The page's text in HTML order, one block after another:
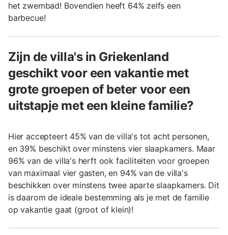
het zwembad! Bovendien heeft 64% zelfs een
barbecue!
Zijn de villa's in Griekenland
geschikt voor een vakantie met
grote groepen of beter voor een
uitstapje met een kleine familie?
Hier accepteert 45% van de villa's tot acht personen,
en 39% beschikt over minstens vier slaapkamers. Maar
96% van de villa's herft ook faciliteiten voor groepen
van maximaal vier gasten, en 94% van de villa's
beschikken over minstens twee aparte slaapkamers. Dit
is daarom de ideale bestemming als je met de familie
op vakantie gaat (groot of klein)!